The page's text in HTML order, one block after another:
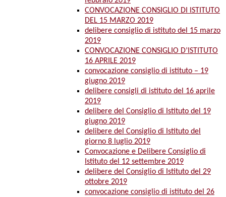
CONVOCAZIONE CONSIGLIO DI ISTITUTO
DEL 15 MARZO 2019
delibere consiglio di istituto del 15 marzo
2019
CONVOCAZIONE CONSIGLIO D’ISTITUTO
16 APRILE 2019
convocazione consiglio di istituto – 19
giugno 2019
delibere consigli di istituto del 16 aprile
2019
delibere del Consiglio di Istituto del 19
giugno 2019
delibere del Consiglio di Istituto del
giorno 8 luglio 2019
Convocazione e Delibere Consiglio di
Istituto del 12 settembre 2019
delibere del Consiglio di Istituto del 29
ottobre 2019
convocazione consiglio di istituto del 26